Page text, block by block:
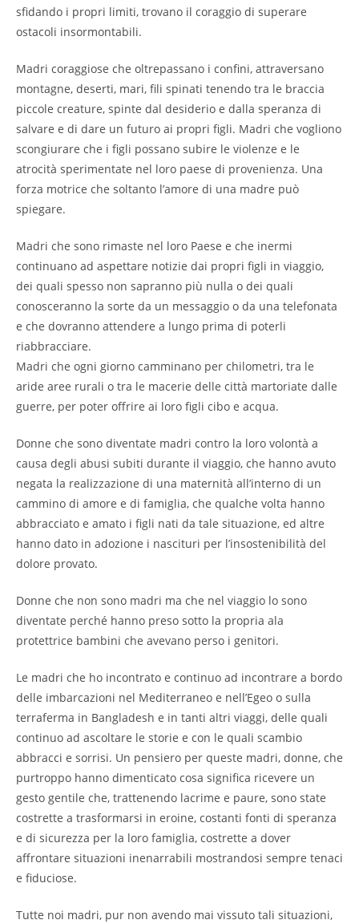
sfidando i propri limiti, trovano il coraggio di superare
ostacoli insormontabili.
Madri coraggiose che oltrepassano i confini, attraversano
montagne, deserti, mari, fili spinati tenendo tra le braccia
piccole creature, spinte dal desiderio e dalla speranza di
salvare e di dare un futuro ai propri figli. Madri che vogliono
scongiurare che i figli possano subire le violenze e le
atrocità sperimentate nel loro paese di provenienza. Una
forza motrice che soltanto l’amore di una madre può
spiegare.
Madri che sono rimaste nel loro Paese e che inermi
continuano ad aspettare notizie dai propri figli in viaggio,
dei quali spesso non sapranno più nulla o dei quali
conosceranno la sorte da un messaggio o da una telefonata
e che dovranno attendere a lungo prima di poterli
riabbracciare.
Madri che ogni giorno camminano per chilometri, tra le
aride aree rurali o tra le macerie delle città martoriate dalle
guerre, per poter offrire ai loro figli cibo e acqua.
Donne che sono diventate madri contro la loro volontà a
causa degli abusi subiti durante il viaggio, che hanno avuto
negata la realizzazione di una maternità all’interno di un
cammino di amore e di famiglia, che qualche volta hanno
abbracciato e amato i figli nati da tale situazione, ed altre
hanno dato in adozione i nascituri per l’insostenibilità del
dolore provato.
Donne che non sono madri ma che nel viaggio lo sono
diventate perché hanno preso sotto la propria ala
protettrice bambini che avevano perso i genitori.
Le madri che ho incontrato e continuo ad incontrare a bordo
delle imbarcazioni nel Mediterraneo e nell’Egeo o sulla
terraferma in Bangladesh e in tanti altri viaggi, delle quali
continuo ad ascoltare le storie e con le quali scambio
abbracci e sorrisi. Un pensiero per queste madri, donne, che
purtroppo hanno dimenticato cosa significa ricevere un
gesto gentile che, trattenendo lacrime e paure, sono state
costrette a trasformarsi in eroine, costanti fonti di speranza
e di sicurezza per la loro famiglia, costrette a dover
affrontare situazioni inenarrabili mostrandosi sempre tenaci
e fiduciose.
Tutte noi madri, pur non avendo mai vissuto tali situazioni,